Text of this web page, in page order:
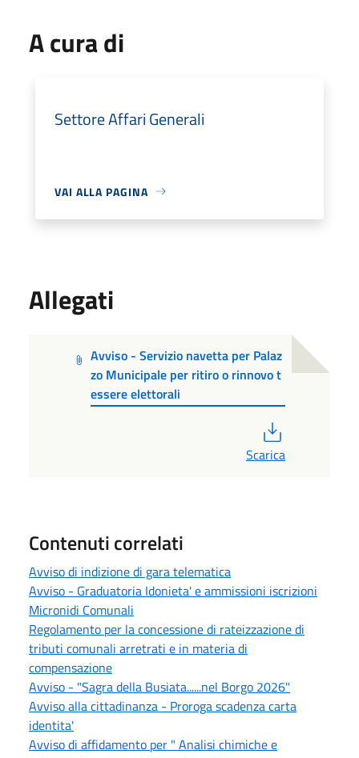
A cura di
Settore Affari Generali
VAI ALLA PAGINA
Allegati
Avviso - Servizio navetta per Palaz
zo Municipale per ritiro o rinnovo t
essere elettorali
Scarica
Contenuti correlati
Avviso di indizione di gara telematica
Avviso - Graduatoria Idonieta' e ammissioni iscrizioni
Micronidi Comunali
Regolamento per la concessione di rateizzazione di
tributi comunali arretrati e in materia di
compensazione
Avviso - "Sagra della Busiata......nel Borgo 2026"
Avviso alla cittadinanza - Proroga scadenza carta
identita'
Avviso di affidamento per " Analisi chimiche e